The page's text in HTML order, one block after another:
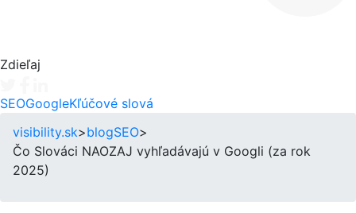
Zdieľaj
SEOGoogleKľúčové slová
visibility.sk>blogSEO>
Čo Slováci NAOZAJ vyhľadávajú v Googli (za rok
2025)